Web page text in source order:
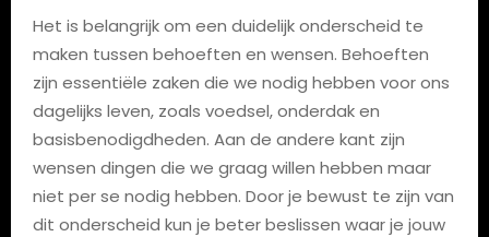
Het is belangrijk om een duidelijk onderscheid te
maken tussen behoeften en wensen. Behoeften
zijn essentiële zaken die we nodig hebben voor ons
dagelijks leven, zoals voedsel, onderdak en
basisbenodigdheden. Aan de andere kant zijn
wensen dingen die we graag willen hebben maar
niet per se nodig hebben. Door je bewust te zijn van
dit onderscheid kun je beter beslissen waar je jouw